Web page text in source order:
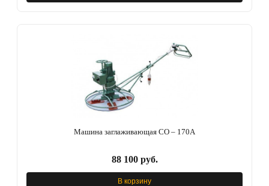
Машина заглаживающая СО – 170A
88 100 руб.
В корзину